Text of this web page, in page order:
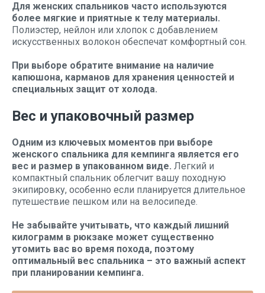
Для женских спальников часто используются
более мягкие и приятные к телу материалы.
Полиэстер, нейлон или хлопок с добавлением
искусственных волокон обеспечат комфортный сон.
При выборе обратите внимание на наличие
капюшона, карманов для хранения ценностей и
специальных защит от холода.
Вес и упаковочный размер
Одним из ключевых моментов при выборе
женского спальника для кемпинга является его
вес и размер в упакованном виде. Легкий и
компактный спальник облегчит вашу походную
экипировку, особенно если планируется длительное
путешествие пешком или на велосипеде.
Не забывайте учитывать, что каждый лишний
килограмм в рюкзаке может существенно
утомить вас во время похода, поэтому
оптимальный вес спальника – это важный аспект
при планировании кемпинга.